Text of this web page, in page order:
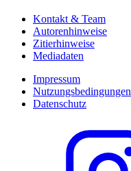
Kontakt & Team
Autorenhinweise
Zitierhinweise
Mediadaten
Impressum
Nutzungsbedingungen
Datenschutz